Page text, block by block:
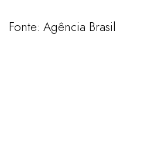
Fonte: Agência Brasil